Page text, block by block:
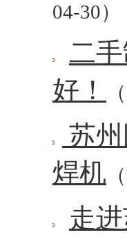
04-30）
二
好！
苏
焊机
走